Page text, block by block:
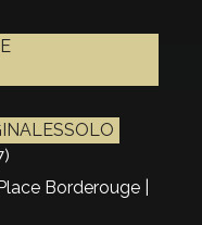
Borderouge |